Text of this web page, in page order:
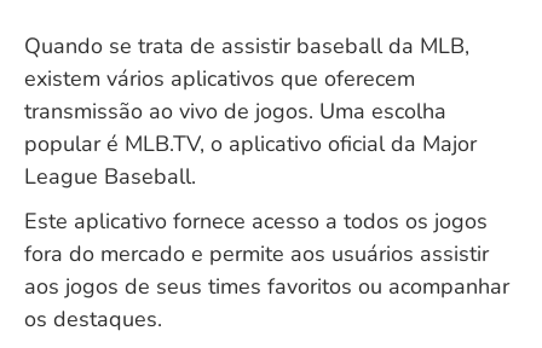
Quando se trata de assistir baseball da MLB,
existem vários aplicativos que oferecem
transmissão ao vivo de jogos. Uma escolha
popular é MLB.TV, o aplicativo oficial da Major
League Baseball.
Este aplicativo fornece acesso a todos os jogos
fora do mercado e permite aos usuários assistir
aos jogos de seus times favoritos ou acompanhar
os destaques.